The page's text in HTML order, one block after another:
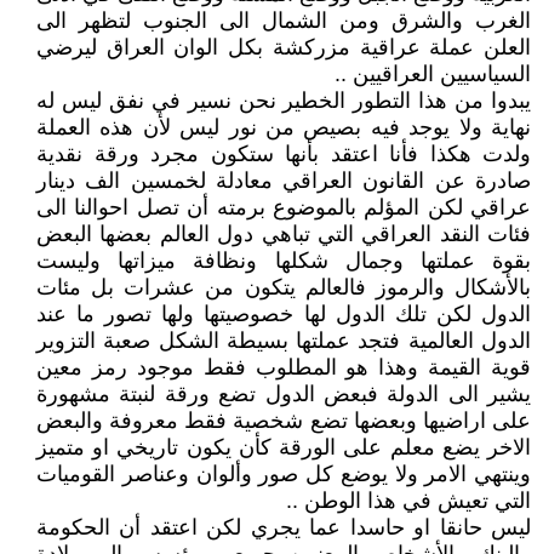
الغرب والشرق ومن الشمال الى الجنوب لتظهر الى
العلن عملة عراقية مزركشة بكل الوان العراق ليرضي
السياسيين العراقيين ..
يبدوا من هذا التطور الخطير نحن نسير في نفق ليس له
نهاية ولا يوجد فيه بصيص من نور ليس لأن هذه العملة
ولدت هكذا فأنا اعتقد بأنها ستكون مجرد ورقة نقدية
صادرة عن القانون العراقي معادلة لخمسين الف دينار
عراقي لكن المؤلم بالموضوع برمته أن تصل احوالنا الى
فئات النقد العراقي التي تباهي دول العالم بعضها البعض
بقوة عملتها وجمال شكلها ونظافة ميزاتها وليست
بالأشكال والرموز فالعالم يتكون من عشرات بل مئات
الدول لكن تلك الدول لها خصوصيتها ولها تصور ما عند
الدول العالمية فتجد عملتها بسيطة الشكل صعبة التزوير
قوية القيمة وهذا هو المطلوب فقط موجود رمز معين
يشير الى الدولة فبعض الدول تضع ورقة لنبتة مشهورة
على اراضيها وبعضها تضع شخصية فقط معروفة والبعض
الاخر يضع معلم على الورقة كأن يكون تاريخي او متميز
وينتهي الامر ولا يوضع كل صور وألوان وعناصر القوميات
التي تعيش في هذا الوطن ..
ليس حانقا او حاسدا عما يجري لكن اعتقد أن الحكومة